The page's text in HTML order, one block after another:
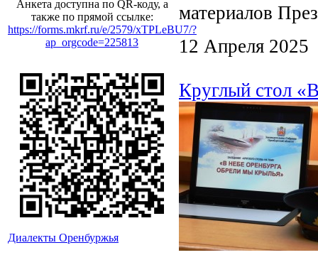
Анкета доступна по QR-коду, а
также по прямой ссылке:
https://forms.mkrf.ru/e/2579/xTPLeBU7/?
ap_orgcode=225813
Диалекты Оренбуржья
материалов
12 Апреля 2025
Круглый стол